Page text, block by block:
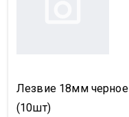
Лезвие 18мм черное
(10шт)